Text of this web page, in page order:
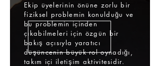
Ekip üyelerinin önüne zorlu bir
fiziksel problemin konulduğu ve
bu problemin içinden
çıkabilmeleri için özgün bir
bakış açısıyla yaratıcı
düşüncenin büyük rol oynadığı,
takım içi iletişim aktivitesidir.